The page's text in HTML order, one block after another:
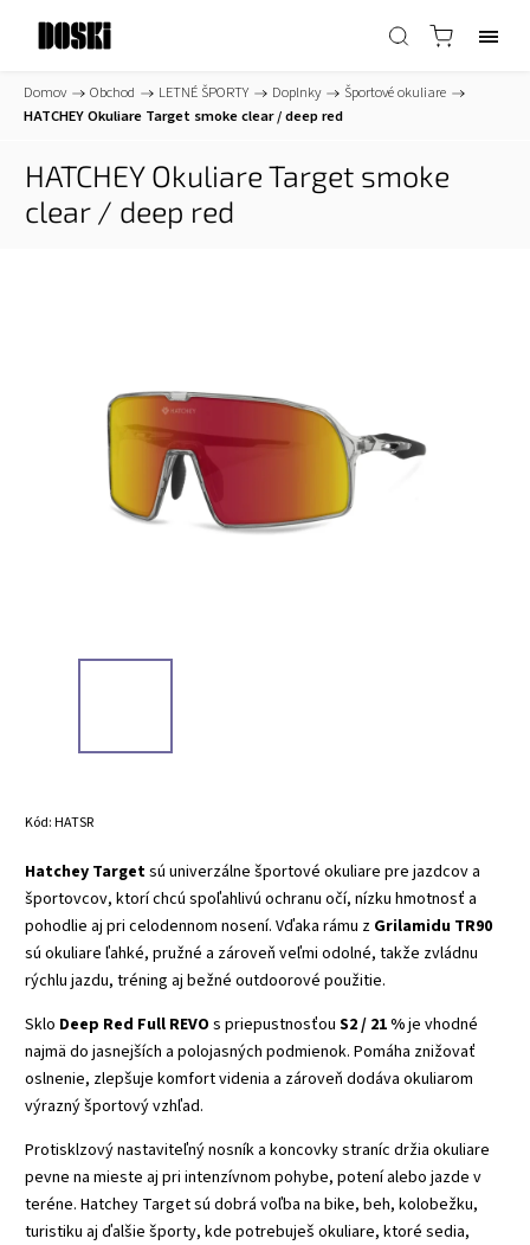
Domov / Obchod / LETNÉ ŠPORTY / Doplnky / Športové okuliare /
HATCHEY Okuliare Target smoke clear / deep red
HATCHEY Okuliare Target smoke
clear / deep red
Kód:HATSR
Hatchey Targetsú univerzálne športové okuliare pre jazdcov a
športovcov, ktorí chcú spoľahlivú ochranu očí, nízku hmotnosť a
pohodlie aj pri celodennom nosení. Vďaka rámu z Grilamidu TR90
sú okuliare ľahké, pružné a zároveň veľmi odolné, takže zvládnu
rýchlu jazdu, tréning aj bežné outdoorové použitie.
Sklo Deep Red Full REVO s priepustnosťou S2 / 21 %je vhodné
najmä do jasnejších a polojasných podmienok. Pomáha znižovať
oslnenie, zlepšuje komfort videnia a zároveň dodáva okuliarom
výrazný športový vzhľad.
Protisklzový nastaviteľný nosník a koncovky straníc držia okuliare
pevne na mieste aj pri intenzívnom pohybe, potení alebo jazde v
teréne. Hatchey Target sú dobrá voľba na bike, beh, kolobežku,
turistiku aj ďalšie športy, kde potrebuješ okuliare, ktoré sedia,